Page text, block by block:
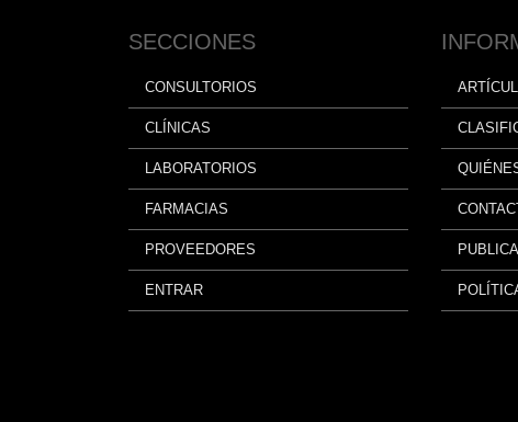
SECCIONES
CONSULTORIOS
CLÍNICAS
LABORATORIOS
FARMACIAS
PROVEEDORES
ENTRAR